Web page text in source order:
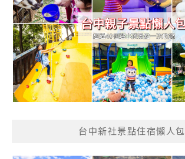
台中新社景點住宿懶人包